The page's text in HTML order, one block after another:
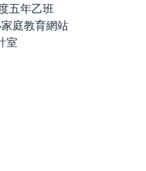
五年乙班
庭教育網站
室